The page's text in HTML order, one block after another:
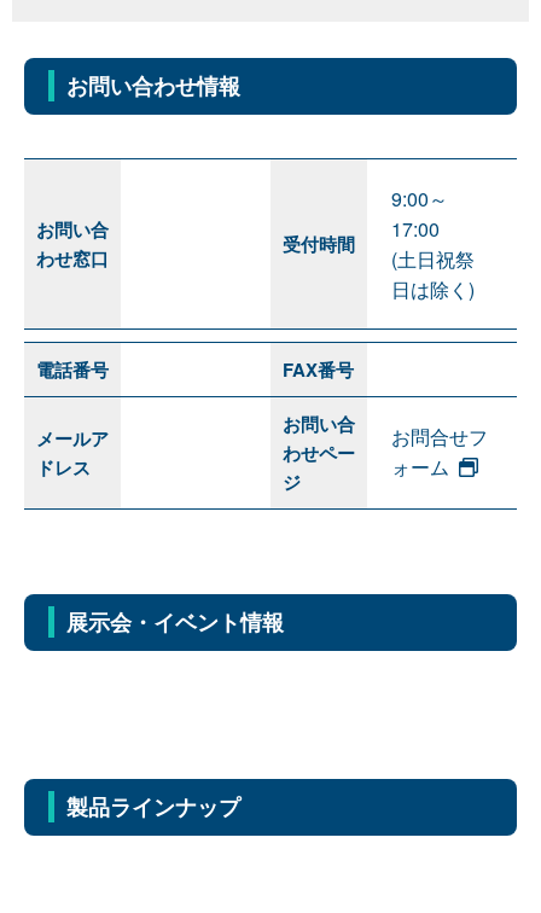
お問い合わせ情報
お問い合
わせ窓口
受付時間
9:00～
17:00
(土日祝祭
日は除く)
電話番号 FAX番号
メールア
ドレス
お問い合
わせペー
ジ
お問合せフ
ォーム
展示会・イベント情報
製品ラインナップ